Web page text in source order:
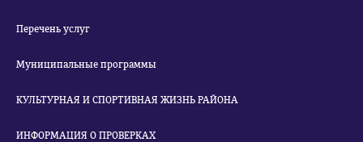
Перечень услуг
Муниципальные программы
КУЛЬТУРНАЯ И СПОРТИВНАЯ ЖИЗНЬ РАЙОНА
ИНФОРМАЦИЯ О ПРОВЕРКАХ